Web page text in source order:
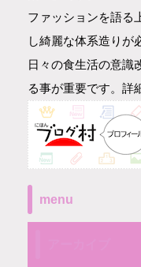
ファッションを語る
し綺麗な体系造りが
日々の食生活の意識
る事が重要です。詳
menu